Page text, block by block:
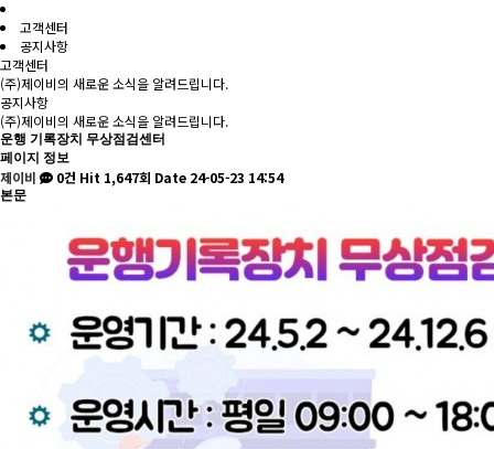
고객센터
공지사항
고객센터
(주)제이비의 새로운 소식을 알려드립니다.
공지사항
(주)제이비의 새로운 소식을 알려드립니다.
운행 기록장치 무상점검센터
페이지 정보
제이비 0건 Hit 1,647회 Date 24-05-23 14:54
본문